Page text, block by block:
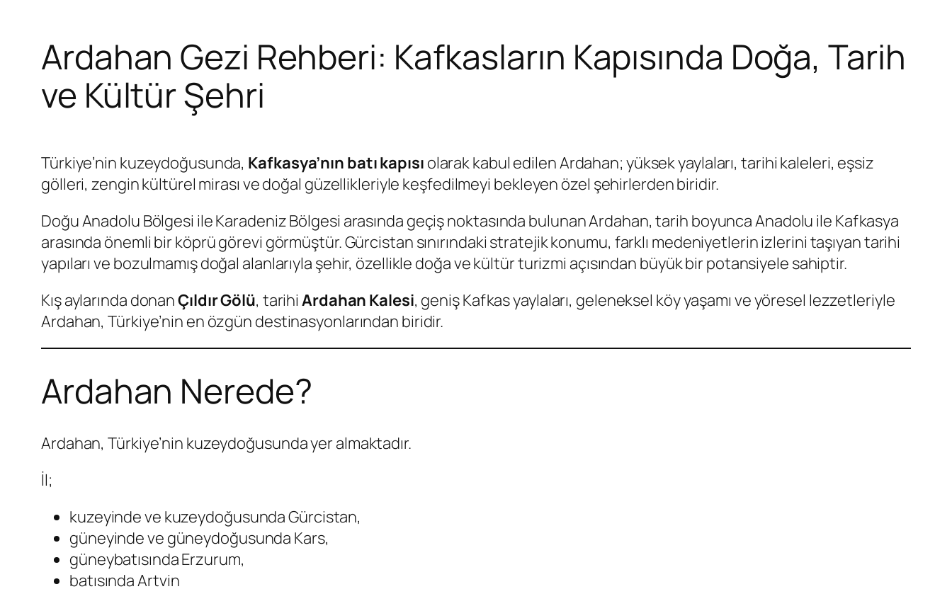
Ardahan Gezi Rehberi: Kafkasların Kapısında Doğa, Tarih
ve Kültür Şehri
Türkiye’nin kuzeydoğusunda, Kafkasya’nın batı kapısı olarak kabul edilen Ardahan; yüksek yaylaları, tarihi kaleleri, eşsiz
gölleri, zengin kültürel mirası ve doğal güzellikleriyle keşfedilmeyi bekleyen özel şehirlerden biridir.
Doğu Anadolu Bölgesi ile Karadeniz Bölgesi arasında geçiş noktasında bulunan Ardahan, tarih boyunca Anadolu ile Kafkasya
arasında önemli bir köprü görevi görmüştür. Gürcistan sınırındaki stratejik konumu, farklı medeniyetlerin izlerini taşıyan tarihi
yapıları ve bozulmamış doğal alanlarıyla şehir, özellikle doğa ve kültür turizmi açısından büyük bir potansiyele sahiptir.
Kış aylarında donanÇıldır Gölü, tarihiArdahan Kalesi, geniş Kafkas yaylaları, geleneksel köy yaşamı ve yöresel lezzetleriyle
Ardahan, Türkiye’nin en özgün destinasyonlarından biridir.
Ardahan Nerede?
Ardahan, Türkiye’nin kuzeydoğusunda yer almaktadır.
İl;
kuzeyinde ve kuzeydoğusunda Gürcistan,
güneyinde ve güneydoğusunda Kars,
güneybatısında Erzurum,
batısında Artvin